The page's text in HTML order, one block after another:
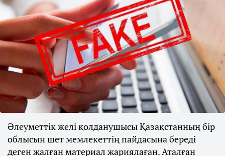
Әлеуметтік желі қолданушысы Қазақстанның бір
облысын шет мемлекеттің пайдасына береді
деген жалған материал жариялаған. Аталған